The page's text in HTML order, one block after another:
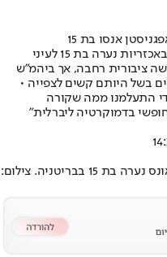
אנסו בת 15
שני צעירים ילידי אפגניסטן תקפו מינית באכזריות נערה בת 15 לעיני
ציבורית רחבה, אך ביהמ"ש
בשל היותם קשים לצפייה •
התעלמנו ממה שקורה
בדמוקרטיה ליברלית"
ג'אן ג'הנזב ואיסראר ניאזאל, שהורשעו באונס נערה בת 15 בבריטניה. צילום: